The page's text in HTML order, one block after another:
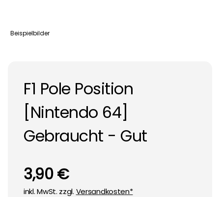
Beispielbilder
F1 Pole Position
[Nintendo 64]
Gebraucht - Gut
3,90 €
inkl. MwSt. zzgl. Versandkosten*